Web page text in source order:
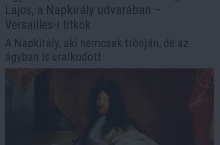
Lajos, a Napkirály udvarában –
Versailles-i titkok
A Napkirály, aki nemcsak trónján, de az
ágyban is uralkodott